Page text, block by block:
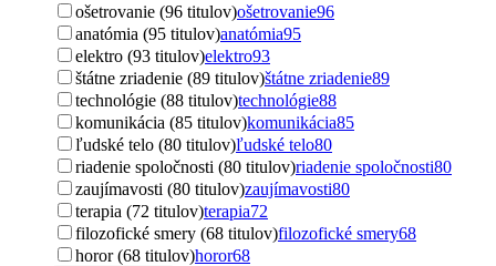
ošetrovanie (96 titulov)ošetrovanie96
anatómia (95 titulov)anatómia95
elektro (93 titulov)elektro93
štátne zriadenie (89 titulov)štátne zriadenie89
technológie (88 titulov)technológie88
komunikácia (85 titulov)komunikácia85
ľudské telo (80 titulov)ľudské telo80
riadenie spoločnosti (80 titulov)riadenie spoločnosti80
zaujímavosti (80 titulov)zaujímavosti80
terapia (72 titulov)terapia72
filozofické smery (68 titulov)filozofické smery68
horor (68 titulov)horor68